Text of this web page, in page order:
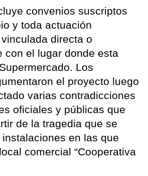
convenios suscriptos
y toda actuación
directa o
con el lugar donde esta
Los
el proyecto luego
varias contradicciones
oficiales y públicas que
de la tragedia que se
en las que
comercial “Cooperativa